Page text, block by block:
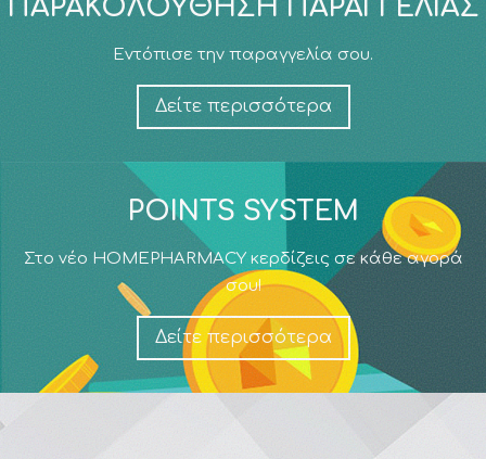
ΠΑΡΑΚΟΛΟΎΘΗΣΗ ΠΑΡΑΓΓΕΛΊΑΣ
Εντόπισε την παραγγελία σου.
Δείτε περισσότερα
POINTS SYSTEM
Στο νέο HOMEPHARMACY κερδίζεις σε κάθε αγορά
σου!
Δείτε περισσότερα